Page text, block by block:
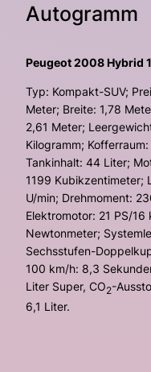
Autogramm
Peugeot 2008 Hybrid
Typ: Kompakt-SUV;
Meter; Breite: 1,78
2,61 Meter;
Kilogramm;
Tankinhalt: 44 Liter;
1199 Kubikzentimeter;
U/min; Drehmoment:
Elektromotor: 21 PS/16
Newtonmeter;
Sechsstufen-
100 km/h: 8,3
Liter Super, CO2-
6,1 Liter.